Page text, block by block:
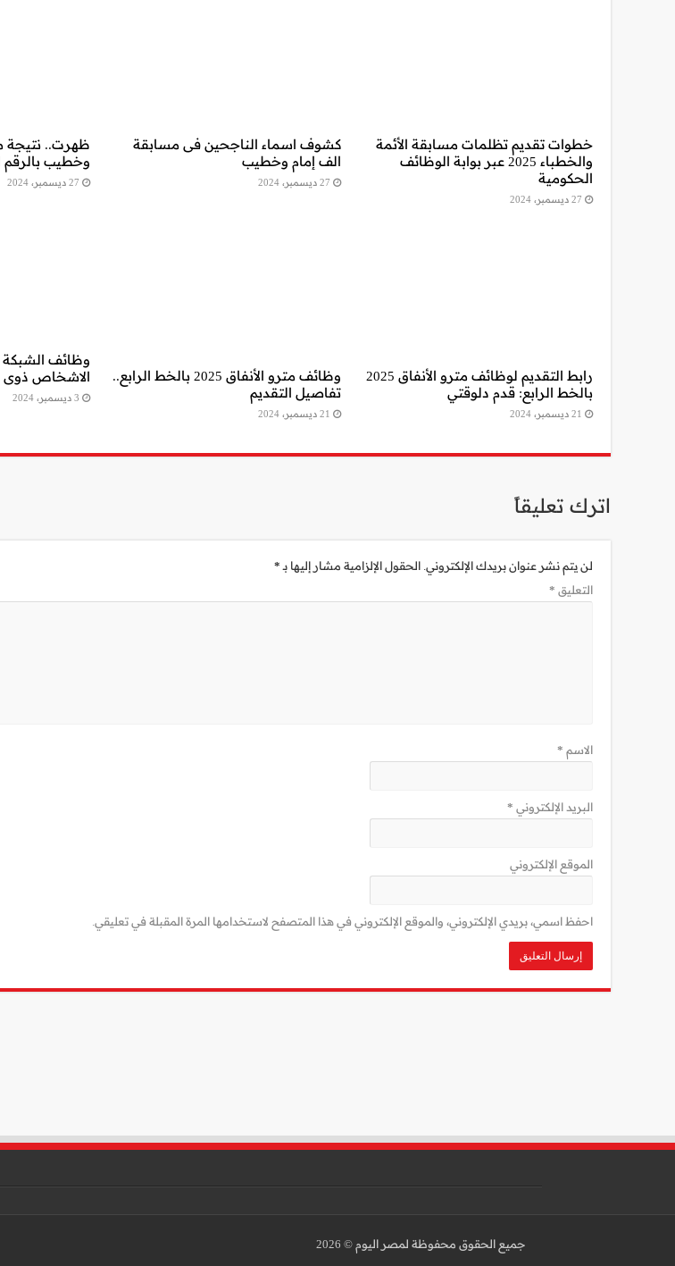
خطوات تقديم تظلمات مسابقة الأئمة
والخطباء 2025 عبر بوابة الوظائف
الحكومية
27 ديسمبر، 2024
كشوف اسماء الناجحين فى مسابقة
الف إمام وخطيب
27 ديسمبر، 2024
وخطيب بالرقم
27 ديسمبر، 2024
رابط التقديم لوظائف مترو الأنفاق 2025
بالخط الرابع: قدم دلوقتي
21 ديسمبر، 2024
وظائف مترو الأنفاق 2025 بالخط الرابع..
تفاصيل التقديم
21 ديسمبر، 2024
وظائف الشبكة
الاشخاص ذوى
3 ديسمبر، 2024
اترك تعليقاً
لن يتم نشر عنوان بريدك الإلكتروني. الحقول الإلزامية مشار إليها بـ *
التعليق *
الاسم *
البريد الإلكتروني *
الموقع الإلكتروني
احفظ اسمي، بريدي الإلكتروني، والموقع الإلكتروني في هذا المتصفح لاستخدامها المرة المقبلة في تعليقي.
جميع الحقوق محفوظة لمصر اليوم © 2026